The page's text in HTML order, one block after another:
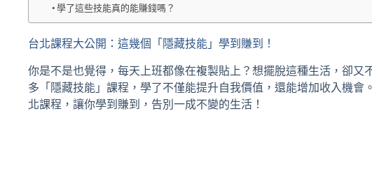
學了這些技能真的能賺錢嗎？
台北課程大公開：這幾個「隱藏技能」學到賺到！
你是不是也覺得，每天上班都像在複製貼上？想擺脫這種生活，卻又
多「隱藏技能」課程，學了不僅能提升自我價值，還能增加收入機會
北課程，讓你學到賺到，告別一成不變的生活！